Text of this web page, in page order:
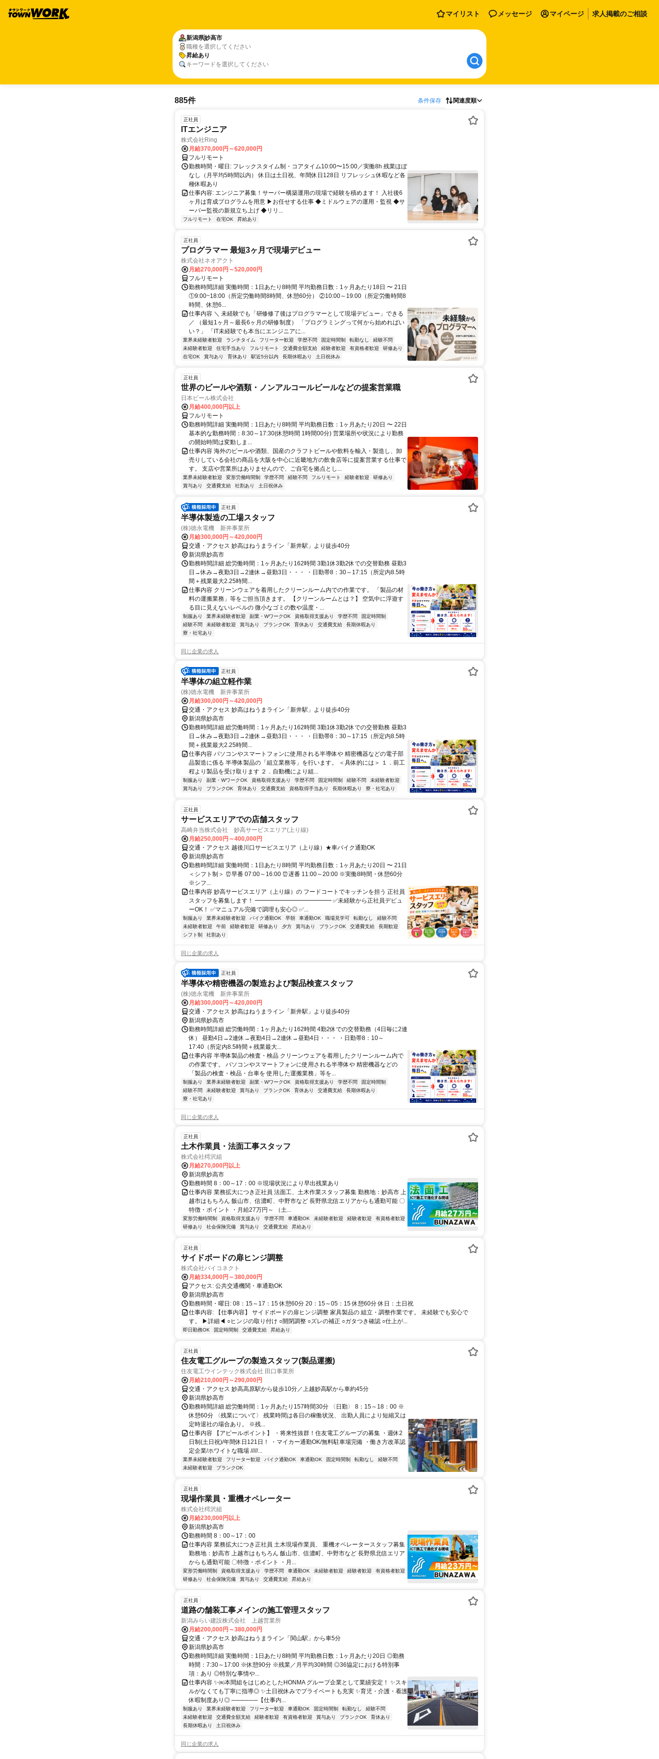
マイリスト メッセージ マイページ 求人掲載のご相談
新潟県妙高市
職種を選択してください
昇給あり
キーワードを選択してください
885件 条件保存 関連度順
正社員
ITエンジニア
株式会社Ring
月給370,000円～620,000円
フルリモート
勤務時間・曜日: フレックスタイム制・コアタイム10:00〜15:00／実働8h 残業ほぼ
なし（月平均5時間以内） 休日は土日祝、年間休日128日 リフレッシュ休暇など各
種休暇あり
仕事内容: エンジニア募集！サーバー構築運用の現場で経験を積めます！ 入社後6
ヶ月は育成プログラムを用意 ▶お任せする仕事 ◆ミドルウェアの運用・監視 ◆サ
ーバー監視の新規立ち上げ ◆リリ...
フルリモート 在宅OK 昇給あり
正社員
プログラマー 最短3ヶ月で現場デビュー
株式会社ネオアクト
月給270,000円～520,000円
フルリモート
勤務時間詳細 実働時間：1日あたり8時間 平均勤務日数：1ヶ月あたり18日 〜 21日
①9:00~18:00（所定労働時間8時間、休憩60分） ②10:00～19:00（所定労働時間8
時間、休憩6...
仕事内容 ＼ 未経験でも「研修修了後はプログラマーとして現場デビュー」できる
／ （最短1ヶ月～最長6ヶ月の研修制度） 「プログラミングって何から始めればい
い？」 「IT未経験でも本当にエンジニアに...
業界未経験者歓迎 ランチタイム フリーター歓迎 学歴不問 固定時間制 転勤なし
経験不問
未経験者歓迎
住宅手当あり フルリモート 交通費全額支給 経験者歓迎 有資格者歓迎
研修あり
在宅OK
賞与あり 育休あり 駅近5分以内 長期休暇あり 土日祝休み
正社員
世界のビールや酒類・ノンアルコールビールなどの提案営業職
日本ビール株式会社
月給400,000円以上
フルリモート
勤務時間詳細 実働時間：1日あたり8時間 平均勤務日数：1ヶ月あたり20日 〜 22日
基本的な勤務時間：8:30～17:30(休憩時間 1時間00分) 営業場所や状況により勤務
の開始時間は変動しま...
仕事内容 海外のビールや酒類、国産のクラフトビールや飲料を輸入・製造し、卸
売りしている会社の商品を大阪を中心に近畿地方の飲食店等に提案営業する仕事で
す。 支店や営業所はありませんので、ご自宅を拠点とし...
業界未経験者歓迎 変形労働時間制 学歴不問 経験不問 フルリモート 経験者歓迎
研修あり
賞与あり
交通費支給 社割あり 土日祝休み
正社員
半導体製造の工場スタッフ
(株)徳永電機 新井事業所
月給300,000円～420,000円
交通・アクセス 妙高はねうまライン「新井駅」より徒歩40分
新潟県妙高市
勤務時間詳細 総労働時間：1ヶ月あたり162時間 3勤1休3勤2休での交替勤務 昼勤3
日→休み→夜勤3日→2連休→昼勤3日・・・ ・日勤帯8：30～17:15（所定内8.5時
間＋残業最大2.25時間...
仕事内容 クリーンウェアを着用したクリーンルーム内での作業です。 「製品の材
料の運搬業務」等をご担当頂きます。 【クリーンルームとは？】 空気中に浮遊す
る目に見えないレベルの 微小なゴミの数や温度・...
制服あり 業界未経験者歓迎 副業・WワークOK 資格取得支援あり 学歴不問
固定時間制
経験不問
未経験者歓迎 賞与あり ブランクOK 育休あり 交通費支給
長期休暇あり
寮・社宅あり
同じ企業の求人
正社員
半導体の組立軽作業
(株)徳永電機 新井事業所
月給300,000円～420,000円
交通・アクセス 妙高はねうまライン「新井駅」より徒歩40分
新潟県妙高市
勤務時間詳細 総労働時間：1ヶ月あたり162時間 3勤1休3勤2休での交替勤務 昼勤3
日→休み→夜勤3日→2連休→昼勤3日・・・ ・日勤帯8：30～17:15（所定内8.5時
間＋残業最大2.25時間...
仕事内容 パソコンやスマートフォンに使用される半導体や 精密機器などの電子部
品製造に係る 半導体製品の「組立業務等」を行います。 ＜具体的には＞ １．前工
程より製品を受け取ります ２．自動機により組...
制服あり 副業・WワークOK 資格取得支援あり 学歴不問 固定時間制 経験不問
未経験者歓迎
賞与あり
ブランクOK 育休あり 交通費支給 資格取得手当あり 長期休暇あり 寮・社宅あり
正社員
サービスエリアでの店舗スタッフ
高崎弁当株式会社 妙高サービスエリア(上り線)
月給250,000円～400,000円
交通・アクセス 越後川口サービスエリア（上り線）★車バイク通勤OK
新潟県妙高市
勤務時間詳細 実働時間：1日あたり8時間 平均勤務日数：1ヶ月あたり20日 〜 21日
＜シフト制＞ ⏰早番 07:00～16:00 ⏰遅番 11:00～20:00 ※実働8時間・休憩60分
※シフ...
仕事内容 妙高サービスエリア（上り線）の フードコートでキッチンを担う 正社員
スタッフを募集します！ ━━━━━━━━━━━━━ ✅未経験から正社員デビュ
ーOK！ ✅マニュアル完備で調理も安心◎ ✅...
制服あり 業界未経験者歓迎 バイク通勤OK 早朝 車通勤OK 職場見学可 転勤なし
経験不問
未経験者歓迎
午前 経験者歓迎 研修あり 夕方 賞与あり ブランクOK 交通費支給
長期歓迎
シフト制
社割あり
同じ企業の求人
正社員
半導体や精密機器の製造および製品検査スタッフ
(株)徳永電機 新井事業所
月給300,000円～420,000円
交通・アクセス 妙高はねうまライン「新井駅」より徒歩40分
新潟県妙高市
勤務時間詳細 総労働時間：1ヶ月あたり162時間 4勤2休での交替勤務（4日毎に2連
休） 昼勤4日→2連休→夜勤4日→2連休→昼勤4日・・・ ・日勤帯8：10～
17:40（所定内8.5時間＋残業最大...
仕事内容 半導体製品の検査・検品 クリーンウェアを着用したクリーンルーム内で
の作業です。 パソコンやスマートフォンに使用される半導体や 精密機器などの
「製品の検査・検品・台車を 使用した運搬業務」等を...
制服あり 業界未経験者歓迎 副業・WワークOK 資格取得支援あり 学歴不問
固定時間制
経験不問
未経験者歓迎 賞与あり ブランクOK 育休あり 交通費支給
長期休暇あり
寮・社宅あり
同じ企業の求人
正社員
土木作業員・法面工事スタッフ
株式会社樗沢組
月給270,000円以上
新潟県妙高市
勤務時間 8：00～17：00 ※現場状況により早出残業あり
仕事内容 業務拡大につき正社員 法面工、土木作業スタッフ募集 勤務地：妙高市 上
越市はもちろん 飯山市、信濃町、中野市など 長野県北信エリアからも通勤可能 〇
特徴・ポイント ・月給27万円～ （土...
変形労働時間制 資格取得支援あり 学歴不問 車通勤OK 未経験者歓迎 経験者歓迎
有資格者歓迎
研修あり
社会保険完備 賞与あり 交通費支給 昇給あり
正社員
サイドボードの扉ヒンジ調整
株式会社バイコネクト
月給334,000円～380,000円
アクセス: 公共交通機関・車通勤OK
新潟県妙高市
勤務時間・曜日: 08：15～17：15 休憩60分 20：15～05：15 休憩60分 休日：土日祝
仕事内容: 【仕事内容】 サイドボードの扉ヒンジ調整 家具製品の 組立・調整作業です。 未経験でも安心で
す。 ▶詳細◀︎ ○ヒンジの取り付け ○開閉調整 ○ズレの補正 ○ガタつき確認 ○仕上が...
即日勤務OK 固定時間制 交通費支給 昇給あり
正社員
住友電工グループの製造スタッフ(製品運搬)
住友電工ウインテック株式会社 田口事業所
月給210,000円～290,000円
交通・アクセス 妙高高原駅から徒歩10分／上越妙高駅から車約45分
新潟県妙高市
勤務時間詳細 総労働時間：1ヶ月あたり157時間30分 〈日勤〉 8：15～18：00 ※
休憩60分 〈残業について〉 残業時間は各日の稼働状況、 出勤人員により短縮又は
定時退社の場合あり。 ※残...
仕事内容 【アピールポイント】 ・将来性抜群！住友電工グループの募集 ・週休2
日制(土日祝)/年間休日121日！ ・マイカー通勤OK/無料駐車場完備 ・働き方改革認
定企業/ホワイトな職場 /////...
業界未経験者歓迎 フリーター歓迎 バイク通勤OK 車通勤OK 固定時間制 転勤なし
経験不問
未経験者歓迎
ブランクOK
正社員
現場作業員・重機オペレーター
株式会社樗沢組
月給230,000円以上
新潟県妙高市
勤務時間 8：00～17：00
仕事内容 業務拡大につき正社員 土木現場作業員、 重機オペレータースタッフ募集
勤務地：妙高市 上越市はもちろん 飯山市、信濃町、中野市など 長野県北信エリア
からも通勤可能 〇特徴・ポイント ・月...
変形労働時間制 資格取得支援あり 学歴不問 車通勤OK 未経験者歓迎 経験者歓迎
有資格者歓迎
研修あり
社会保険完備 賞与あり 交通費支給 昇給あり
正社員
道路の舗装工事メインの施工管理スタッフ
新潟みらい建設株式会社 上越営業所
月給200,000円～380,000円
交通・アクセス 妙高はねうまライン「関山駅」から車5分
新潟県妙高市
勤務時間詳細 実働時間：1日あたり8時間 平均勤務日数：1ヶ月あたり20日 ◎勤務
時間：7:30～17:00 ※休憩90分 ※残業／月平均30時間 ◎36協定における特別事
項：あり ◎特別な事情や...
仕事内容 ✨㈱本間組をはじめとしたHONMA グループ企業として業績安定！ ✨スキ
ルがなくても丁寧に指導◎ ✨土日祝休みでプライベートも充実 ✨育児・介護・看護
休暇制度あり◎ ──────【仕事内...
制服あり 業界未経験者歓迎 フリーター歓迎 車通勤OK 固定時間制 転勤なし
経験不問
未経験者歓迎
交通費全額支給 経験者歓迎 有資格者歓迎 賞与あり ブランクOK
育休あり
長期休暇あり
土日祝休み
同じ企業の求人